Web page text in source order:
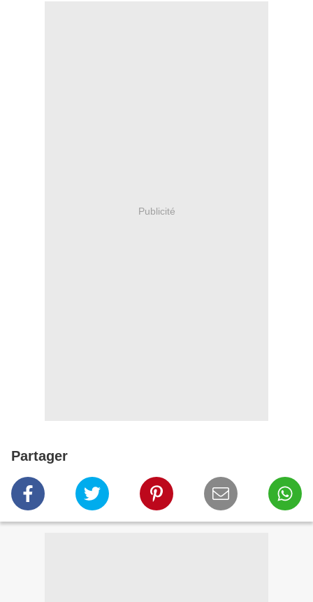
Publicité
Partager